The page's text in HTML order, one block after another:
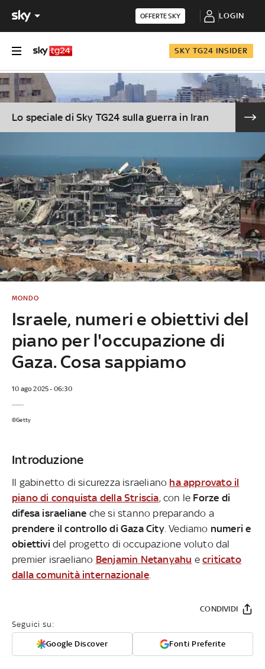
OFFERTE SKY LOGIN
SKY TG24 INSIDER
Lo speciale di Sky TG24 sulla guerra in Iran
Israele, numeri e obiettivi del
piano per l'occupazione di
Gaza. Cosa sappiamo
MONDO
10 ago 2025 - 06:30
©Getty
Introduzione
Il gabinetto di sicurezza israeliano ha approvato il
piano di conquista della Striscia, con le Forze di
difesa israeliane che si stanno preparando a
prendere il controllo di Gaza City. Vediamo numeri e
obiettivi del progetto di occupazione voluto dal
premier israeliano Benjamin Netanyahu ecriticato
dalla comunità internazionale.
Seguici su:
Google Discover Fonti Preferite
CONDIVIDI